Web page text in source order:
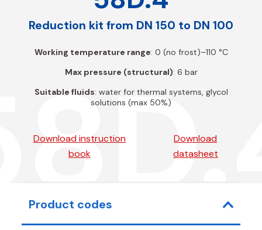
Reduction kit from DN 150 to DN 100
Working temperature range: 0 (no frost)–110 °C
Max pressure (structural): 6 bar
Suitable fluids: water for thermal systems, glycol
solutions (max 50%)
Download instruction
book
Download
datasheet
Product codes